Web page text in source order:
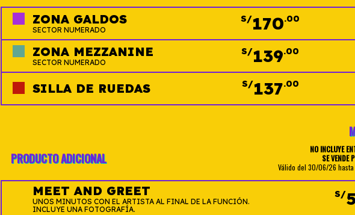
ZONA GALDOS
SECTOR NUMERADO
S/170.00
ZONA MEZZANINE
SECTOR NUMERADO
S/139.00
SILLA DE RUEDAS S/137.00
PRODUCTO ADICIONAL
NO INCLUYE
SE VENDE
Válido del 30/06/26
MEET AND GREET
UNOS MINUTOS CON EL ARTISTA AL FINAL DE LA FUNCIÓN.
INCLUYE UNA FOTOGRAFÍA.
S/